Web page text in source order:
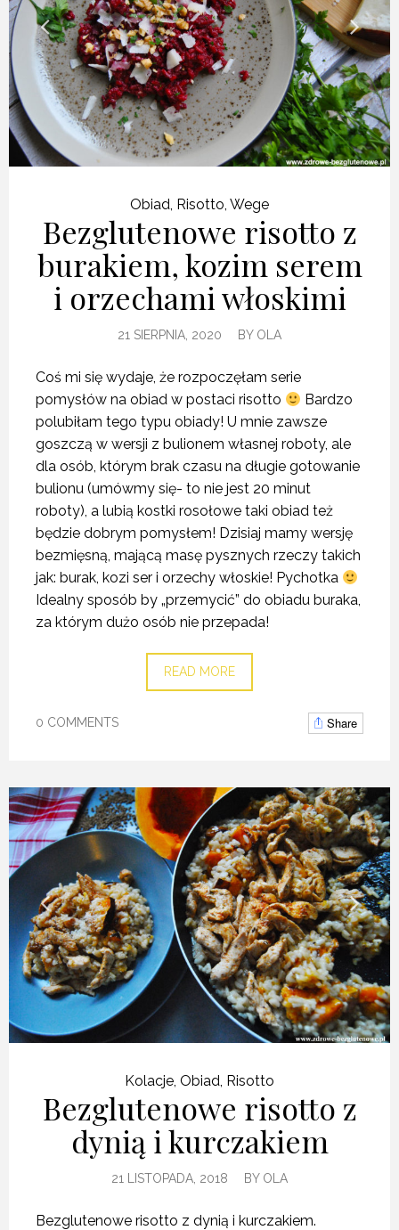
Obiad, Risotto, Wege
Bezglutenowe risotto z
burakiem, kozim serem
i orzechami włoskimi
21 SIERPNIA, 2020 BY OLA
Coś mi się wydaje, że rozpoczęłam serie
pomysłów na obiad w postaci risotto
Bardzo
polubiłam tego typu obiady! U mnie zawsze
goszczą w wersji z bulionem własnej roboty, ale
dla osób, którym brak czasu na długie gotowanie
bulionu (umówmy się- to nie jest 20 minut
roboty), a lubią kostki rosołowe taki obiad też
będzie dobrym pomysłem! Dzisiaj mamy wersję
bezmięsną, mającą masę pysznych rzeczy takich
jak: burak, kozi ser i orzechy włoskie! Pychotka
Idealny sposób by „przemycić” do obiadu buraka,
za którym dużo osób nie przepada!
READ MORE
0 COMMENTS Share
Kolacje, Obiad, Risotto
Bezglutenowe risotto z
dynią i kurczakiem
21 LISTOPADA, 2018 BY OLA
Bezglutenowe risotto z dynią i kurczakiem.